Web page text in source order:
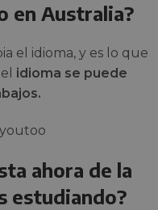
en Australia?
el idioma, y es lo que
idioma se puede
ahora de la
estudiando?